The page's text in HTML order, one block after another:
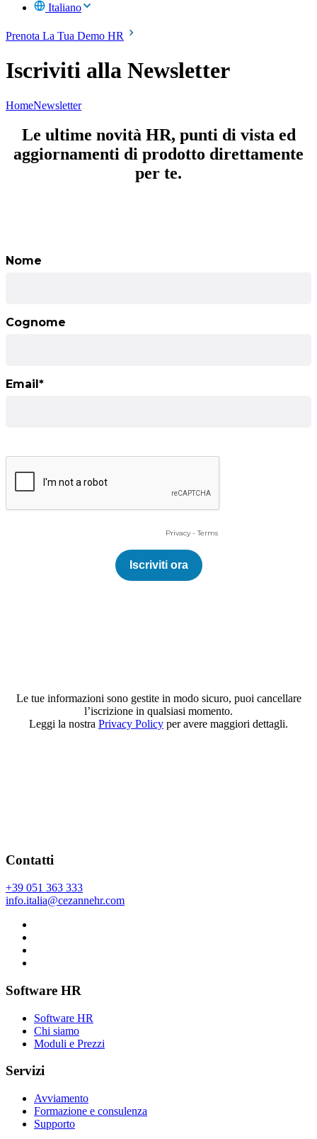
Italiano
Prenota La Tua Demo HR
Iscriviti alla Newsletter
HomeNewsletter
Le ultime novità HR, punti di vista ed
aggiornamenti di prodotto direttamente
per te.
Le tue informazioni sono gestite in modo sicuro, puoi cancellare
l’iscrizione in qualsiasi momento.
Leggi la nostra Privacy Policy per avere maggiori dettagli.
Contatti
+39 051 363 333
info.italia@cezannehr.com
Software HR
Software HR
Chi siamo
Moduli e Prezzi
Servizi
Avviamento
Formazione e consulenza
Supporto